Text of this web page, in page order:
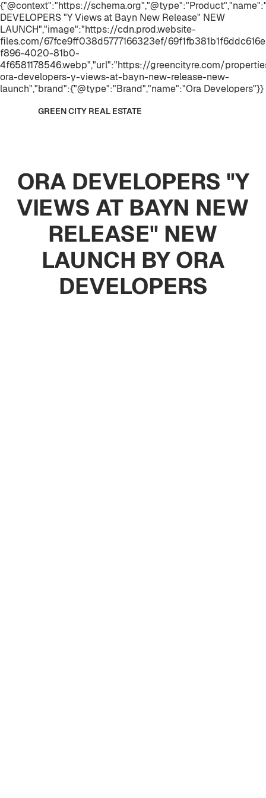
{"@context":"https://
DEVELOPERS "Y Views at Bayn New Release" NEW
LAUNCH","image":"https://cdn.prod.website-
files.com/67fce9ff038d5777166323ef/
f896-4020-81b0-
4f6581178546.webp","url":"https://greencityre.com/
ora-developers-y-views-at-bayn-new-release-new-
launch","brand":{"@type":"Brand","name":"Ora Developers"}}
GREEN CITY REAL ESTATE
ORA DEVELOPERS "Y
VIEWS AT BAYN NEW
RELEASE" NEW
LAUNCH BY ORA
DEVELOPERS